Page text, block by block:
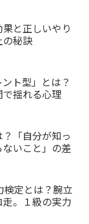
と正しいやり
の秘訣
ト型」とは？
揺れる心理
「自分が知っ
いこと」の差
検定とは？腕立
。１級の実力